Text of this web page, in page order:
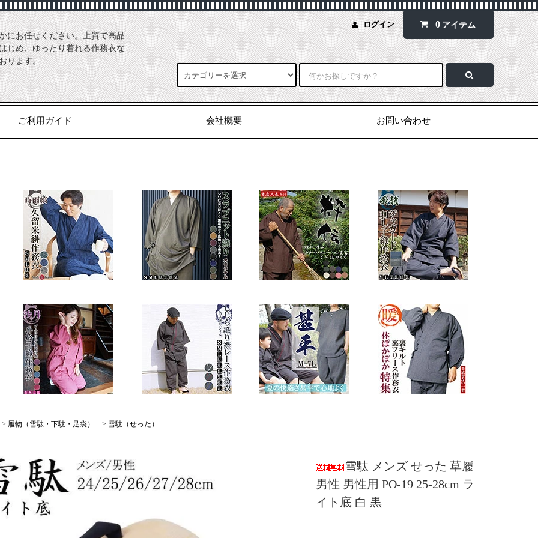
にお任せください。上質で高品
じめ、ゆったり着れる作務衣な
ります。
ログイン 0 アイテム
ご利用ガイド 会社概要 お問い合わせ
> 履物（雪駄・下駄・足袋） > 雪駄（せった）
雪駄 メンズ せった 草履
男性 男性用 PO-19 25-28cm ラ
イト底 白 黒